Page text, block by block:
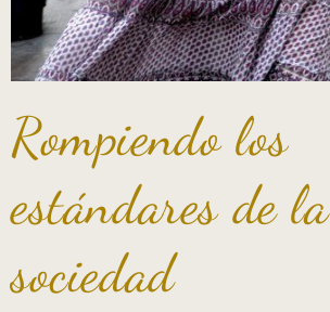
Rompiendo los
estándares de la
sociedad